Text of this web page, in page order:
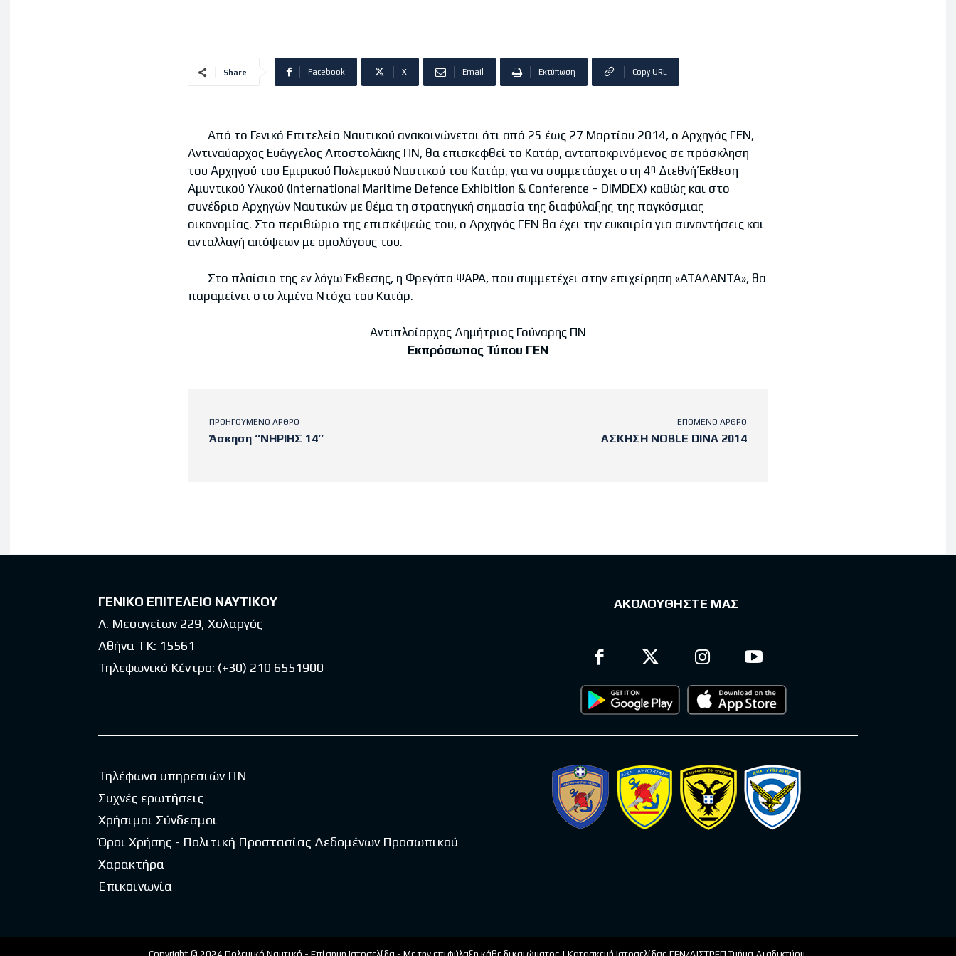
Share Facebook X Email Εκτύπωση Copy URL
Από το Γενικό Επιτελείο Ναυτικού ανακοινώνεται ότι από 25 έως 27 Μαρτίου 2014, ο Αρχηγός ΓΕΝ,
Αντιναύαρχος Ευάγγελος Αποστολάκης ΠΝ, θα επισκεφθεί το Κατάρ, ανταποκρινόμενος σε πρόσκληση
του Αρχηγού του Εμιρικού Πολεμικού Ναυτικού του Κατάρ, για να συμμετάσχει στη 4η Διεθνή Έκθεση
Αμυντικού Υλικού (International Maritime Defence Exhibition & Conference – DIMDEX) καθώς και στο
συνέδριο Αρχηγών Ναυτικών με θέμα τη στρατηγική σημασία της διαφύλαξης της παγκόσμιας
οικονομίας. Στο περιθώριο της επισκέψεώς του, ο Αρχηγός ΓΕΝ θα έχει την ευκαιρία για συναντήσεις και
ανταλλαγή απόψεων με ομολόγους του.
Στο πλαίσιο της εν λόγω Έκθεσης, η Φρεγάτα ΨΑΡΑ, που συμμετέχει στην επιχείρηση «ΑΤΑΛΑΝΤΑ», θα
παραμείνει στο λιμένα Ντόχα του Κατάρ.
Αντιπλοίαρχος Δημήτριος Γούναρης ΠΝ
Εκπρόσωπος Τύπου ΓΕΝ
ΠΡΟΗΓΟΎΜΕΝΟ ΆΡΘΡΟ
Άσκηση ‘’ΝΗΡΙΗΣ 14’’
ΕΠΌΜΕΝΟ ΆΡΘΡΟ
ΑΣΚΗΣΗ NOBLE DINA 2014
ΓΕΝΙΚΟ ΕΠΙΤΕΛΕΙΟ ΝΑΥΤΙΚΟΥ
Λ. Μεσογείων 229, Χολαργός
Αθήνα ΤΚ: 15561
Τηλεφωνικό Κέντρο: (+30) 210 6551900
ΑΚΟΛΟΥΘΗΣΤΕ ΜΑΣ
Τηλέφωνα υπηρεσιών ΠΝ
Συχνές ερωτήσεις
Χρήσιμοι Σύνδεσμοι
Όροι Χρήσης - Πολιτική Προστασίας Δεδομένων Προσωπικού
Χαρακτήρα
Επικοινωνία